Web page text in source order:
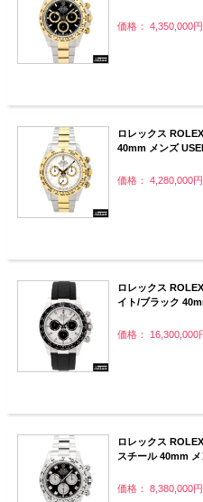
価格： 4,350,000
ロレックス
40mm メンズ
価格： 4,280,000
ロレックス
イト/ブラック
価格： 16,300,000
ロレックス
スチール 40mm
価格： 8,380,000